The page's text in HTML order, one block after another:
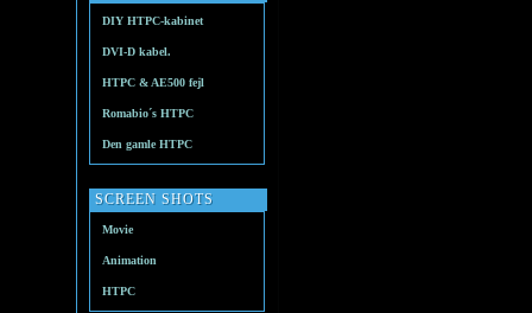
DIY HTPC-kabinet
DVI-D kabel.
HTPC & AE500 fejl
Romabio´s HTPC
Den gamle HTPC
SCREEN SHOTS
Movie
Animation
HTPC